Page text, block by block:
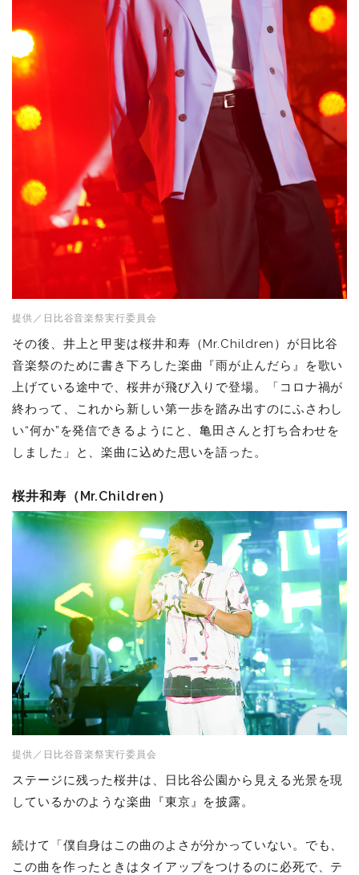
提供／日比谷音楽祭実行委員会
その後、井上と甲斐は桜井和寿（Mr.Children）が日比谷
音楽祭のために書き下ろした楽曲『雨が止んだら』を歌い
上げている途中で、桜井が飛び入りで登場。「コロナ禍が
終わって、これから新しい第一歩を踏み出すのにふさわし
い“何か”を発信できるようにと、亀田さんと打ち合わせを
しました」と、楽曲に込めた思いを語った。
桜井和寿（Mr.Children）
提供／日比谷音楽祭実行委員会
ステージに残った桜井は、日比谷公園から見える光景を現
しているかのような楽曲『東京』を披露。
続けて「僕自身はこの曲のよさが分かっていない。でも、
この曲を作ったときはタイアップをつけるのに必死で、テ